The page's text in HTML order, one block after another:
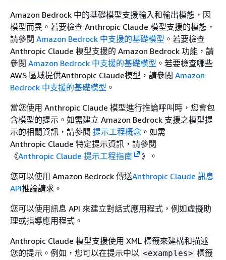
Amazon Bedrock 中的基礎模型支援輸入和輸出模態，因
模型而異。若要檢查 Anthropic Claude 模型支援的模態，
請參閱 Amazon Bedrock 中支援的基礎模型 。若要檢查
Anthropic Claude 模型支援的 Amazon Bedrock 功能，請
參閱 Amazon Bedrock 中支援的基礎模型 。若要檢查哪些
AWS 區域提供Anthropic Claude模型，請參閱 Amazon
Bedrock 中支援的基礎模型 。
當您使用 Anthropic Claude 模型進行推論呼叫時，您會包
含模型的提示。如需建立 Amazon Bedrock 支援之模型提
示的相關資訊，請參閱 提示工程概念 。如需
Anthropic Claude 特定提示資訊，請參閱
《Anthropic Claude 提示工程指南
》。
您可以使用 Amazon Bedrock 傳送Anthropic Claude 訊息
API推論請求。
您可以使用訊息 API 來建立對話式應用程式，例如虛擬助
理或指導應用程式。
Anthropic Claude 模型支援使用 XML 標籤來建構和描述
您的提示。例如，您可以在提示中以 <examples> 標籤